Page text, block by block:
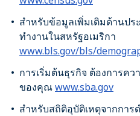
สำหรับข้อมูลเพิ่มเติมด้านป
ทำงานในสหรัฐอเมริกา
www.bls.gov/bls/
การเริ่มต้นธุรกิจ ต้องการค
ของคุณwww.sba.gov
สำหรับสถิติอุบัติเหตุจากการ